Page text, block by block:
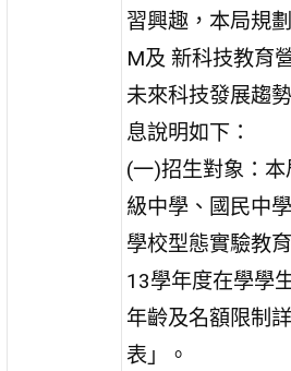
習興趣，本局規
M及 新科技教育
未來科技發展趨
息說明如下：
(一)招生對象：
級中學、國民中
學校型態實驗教
13學年度在學學
年齡及名額限制
表」。